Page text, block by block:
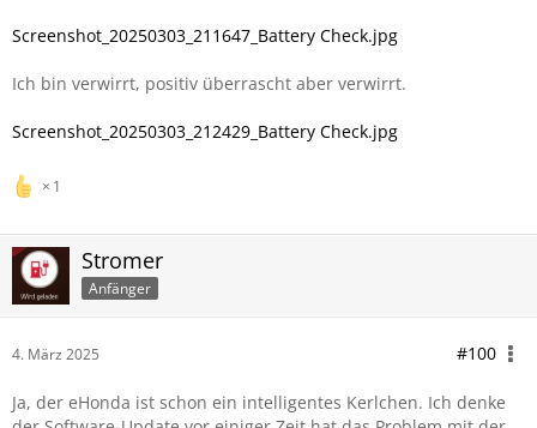
Screenshot_20250303_211647_Battery Check.jpg
Ich bin verwirrt, positiv überrascht aber verwirrt.
Screenshot_20250303_212429_Battery Check.jpg
1
Stromer
Anfänger
4. März 2025 #100
Ja, der eHonda ist schon ein intelligentes Kerlchen. Ich denke